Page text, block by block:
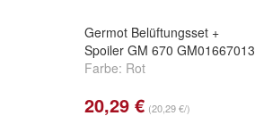
Germot Belüftungsset +
Spoiler GM 670 GM01667013
Farbe: Rot
20,29 € (20,29 €/)